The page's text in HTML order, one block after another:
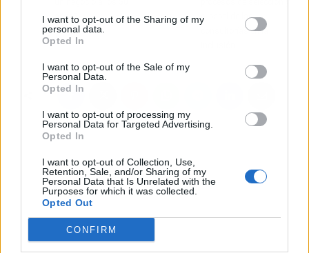
I want to opt-out of the Sharing of my
personal data.
Opted In
I want to opt-out of the Sale of my
Personal Data.
Opted In
I want to opt-out of processing my
Personal Data for Targeted Advertising.
Opted In
I want to opt-out of Collection, Use,
Retention, Sale, and/or Sharing of my
Personal Data that Is Unrelated with the
Purposes for which it was collected.
Opted Out
CONFIRM
años?
el papel de las
consultorías en la